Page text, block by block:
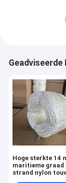
Geadviseerde
Hoge sterkte 14
maritieme graad
strand nylon